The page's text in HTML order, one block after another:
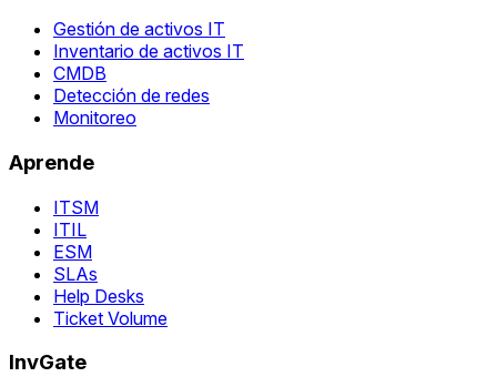
Gestión de activos IT
Inventario de activos IT
CMDB
Detección de redes
Monitoreo
Aprende
ITSM
ITIL
ESM
SLAs
Help Desks
Ticket Volume
InvGate